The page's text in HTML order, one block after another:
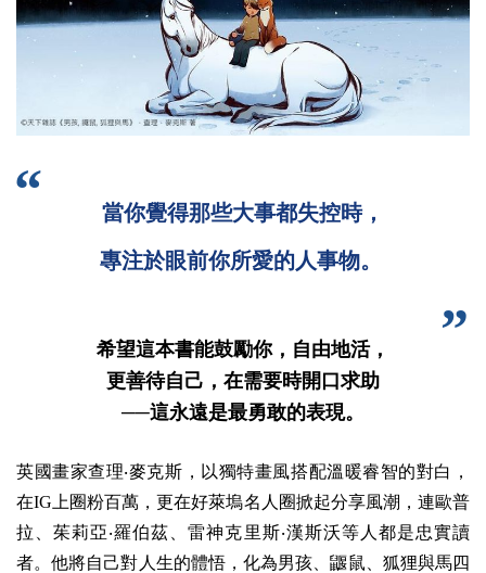
當你覺得那些大事都失控時，
專注於眼前你所愛的人事物。
希望這本書能鼓勵你，自由地活，
更善待自己，在需要時開口求助
──這永遠是最勇敢的表現。
英國畫家查理‧麥克斯，以獨特畫風搭配溫暖睿智的對白，
在IG上圈粉百萬，更在好萊塢名人圈掀起分享風潮，連歐普
拉、茱莉亞‧羅伯茲、雷神克里斯‧漢斯沃等人都是忠實讀
者。他將自己對人生的體悟，化為男孩、鼴鼠、狐狸與馬四